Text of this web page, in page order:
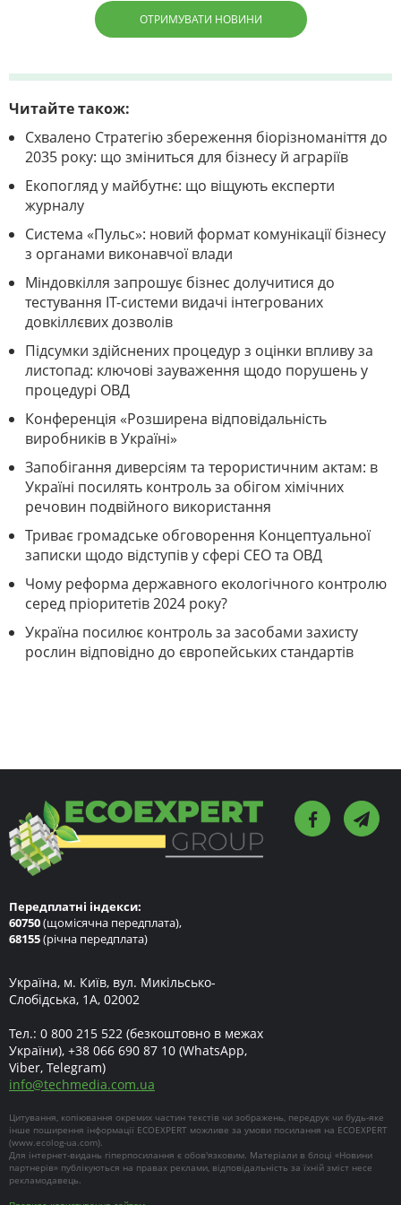
ОТРИМУВАТИ НОВИНИ
Читайте також:
Схвалено Стратегію збереження біорізноманіття до
2035 року: що зміниться для бізнесу й аграріїв
Екопогляд у майбутнє: що віщують експерти
журналу
Система «Пульс»: новий формат комунікації бізнесу
з органами виконавчої влади
Міндовкілля запрошує бізнес долучитися до
тестування ІТ-системи видачі інтегрованих
довкіллєвих дозволів
Підсумки здійснених процедур з оцінки впливу за
листопад: ключові зауваження щодо порушень у
процедурі ОВД
Конференція «Розширена відповідальність
виробників в Україні»
Запобігання диверсіям та терористичним актам: в
Україні посилять контроль за обігом хімічних
речовин подвійного використання
Триває громадське обговорення Концептуальної
записки щодо відступів у сфері СЕО та ОВД
Чому реформа державного екологічного контролю
серед пріоритетів 2024 року?
Україна посилює контроль за засобами захисту
рослин відповідно до європейських стандартів
Передплатні індекси:
60750(щомісячна передплата),
68155(річна передплата)
Україна, м. Київ, вул. Микільсько-
Слобідська, 1А, 02002
Тел.: 0 800 215 522 (безкоштовно в межах
України), +38 066 690 87 10 (WhatsApp,
Viber, Telegram)
info@techmedia.com.ua
Цитування, копіювання окремих частин текстів чи зображень, передрук чи будь-яке
інше поширення інформації ECOEXPERT можливе за умови посилання на ECOEXPERT
(www.ecolog-ua.com).
Для інтернет-видань гіперпосилання є обов'язковим. Матеріали в блоці «Новини
партнерів» публікуються на правах реклами, відповідальність за їхній зміст несе
рекламодавець.